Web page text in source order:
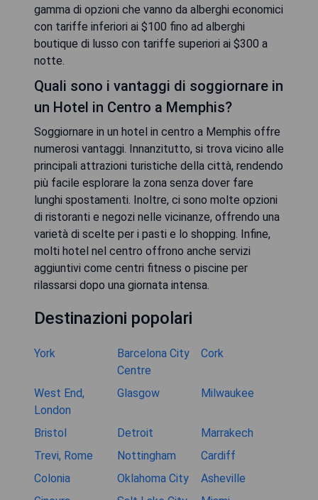
gamma di opzioni che vanno da alberghi economici
con tariffe inferiori ai $100 fino ad alberghi
boutique di lusso con tariffe superiori ai $300 a
notte.
Quali sono i vantaggi di soggiornare in
un Hotel in Centro a Memphis?
Soggiornare in un hotel in centro a Memphis offre
numerosi vantaggi. Innanzitutto, si trova vicino alle
principali attrazioni turistiche della città, rendendo
più facile esplorare la zona senza dover fare
lunghi spostamenti. Inoltre, ci sono molte opzioni
di ristoranti e negozi nelle vicinanze, offrendo una
varietà di scelte per i pasti e lo shopping. Infine,
molti hotel nel centro offrono anche servizi
aggiuntivi come centri fitness o piscine per
rilassarsi dopo una giornata intensa.
Destinazioni popolari
York
Barcelona City
Centre
Cork
West End,
London
Glasgow Milwaukee
Bristol Detroit
Marrakech
Trevi, Rome
Nottingham
Cardiff
Colonia
Oklahoma City
Asheville